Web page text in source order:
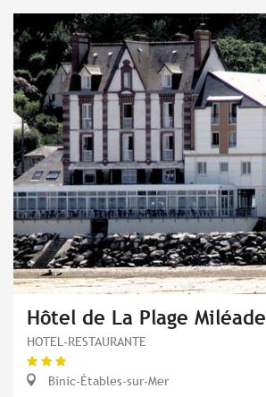
Hôtel de La Plage Miléade
HOTEL-RESTAURANTE
Binic-Étables-sur-Mer